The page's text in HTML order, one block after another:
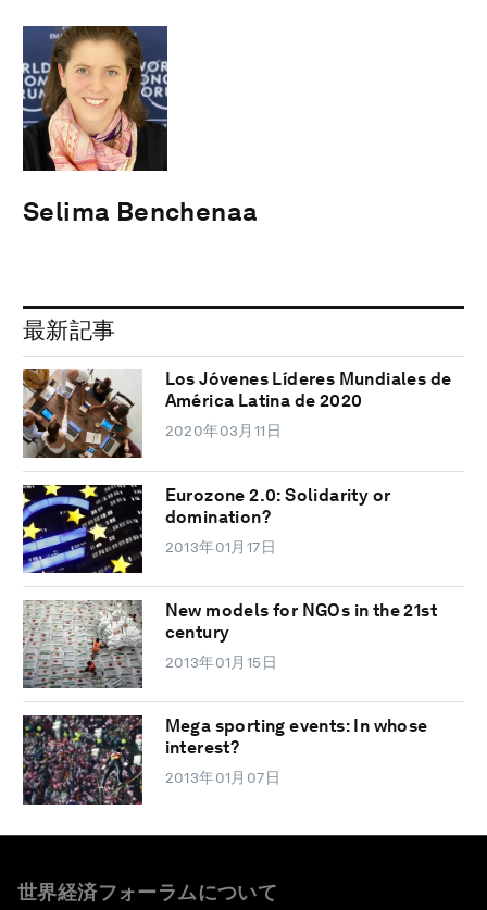
Selima Benchenaa
最新記事
Los Jóvenes Líderes Mundiales de
América Latina de 2020
2020年03月11日
Eurozone 2.0: Solidarity or
domination?
2013年01月17日
New models for NGOs in the 21st
century
2013年01月15日
Mega sporting events: In whose
interest?
2013年01月07日
世界経済フォーラムについて